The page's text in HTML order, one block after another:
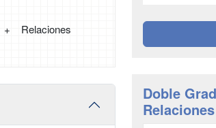
Relaciones
Doble